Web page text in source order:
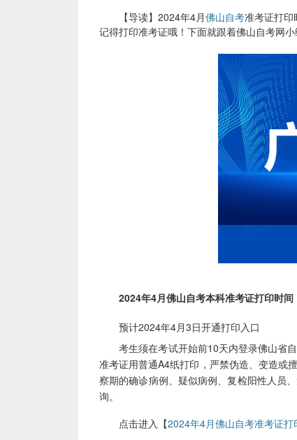
【导读】2024年4月佛山自考准考证打印
记得打印准考证哦！下面就跟着佛山自考网
2024年4月佛山自考本科准考证打印时间
预计2024年4月3日开通打印入口
考生须在考试开始前10天内登录佛山省自
准考证用普通A4纸打印，严禁伪造、变造或
察期的确诊病例、疑似病例、复检阳性人员
询。
点击进入【2024年4月佛山自考准考证打